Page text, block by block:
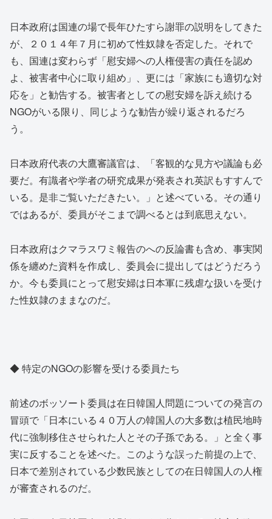
日本政府は国連の場で長年ひたすら謝罪の説明をしてきた
が、２０１４年７月に初めて性奴隷を否定した。それで
も、国連は変わらず「慰安婦への人権侵害の責任を認め
よ、被害者中心に取り組め」、更には「家族にも適切な対
応を」と勧告する。被害者としての慰安婦を訴え続ける
NGOがいる限り、同じような勧告が繰り返されるだろ
う。
日本政府代表の大鷹審議官は、「客観的な見方や議論も必
要だ。有識者や学者の研究成果が発表され英訳もすすんで
いる。是非ご覧いただきたい。」と述べている。その通り
ではあるが、委員がそこまで調べるとは到底思えない。
日本政府はクマラスワミ報告のへの反論書も含め、事実関
係を纏めた資料を作成し、委員会に提出してはどうだろう
か。今も委員にとって慰安婦は日本軍に残虐な扱いを受け
た性奴隷のままなのだ。
◆ 特定のNGOの影響を受ける委員たち
前述のボッソート委員は在日韓国人問題についての発言の
冒頭で「日本にいる４０万人の韓国人の大多数は植民地時
代に強制移住させられた人とその子孫である。」と全く事
実に反することを述べた。このような誤った前提の上で、
日本で差別されている少数民族としての在日韓国人の人権
が審査されるのだ。